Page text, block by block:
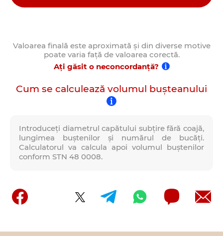
Cum se calculează volumul bușteanului
Introduceți diametrul capătului subțire fără coajă,
lungimea buștenilor și numărul de bucăți.
Calculatorul va calcula apoi volumul buștenilor
conform STN 48 0008.
Valoarea finală este aproximată și din diverse motive
poate varia față de valoarea corectă.
Ați găsit o neconcordanță?